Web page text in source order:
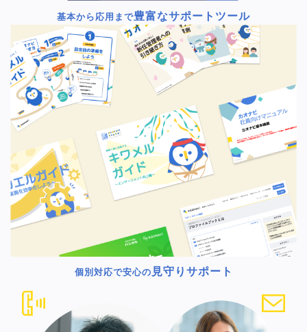
基本から応用まで豊富なサポートツール
個別対応で安心の 見守りサポート